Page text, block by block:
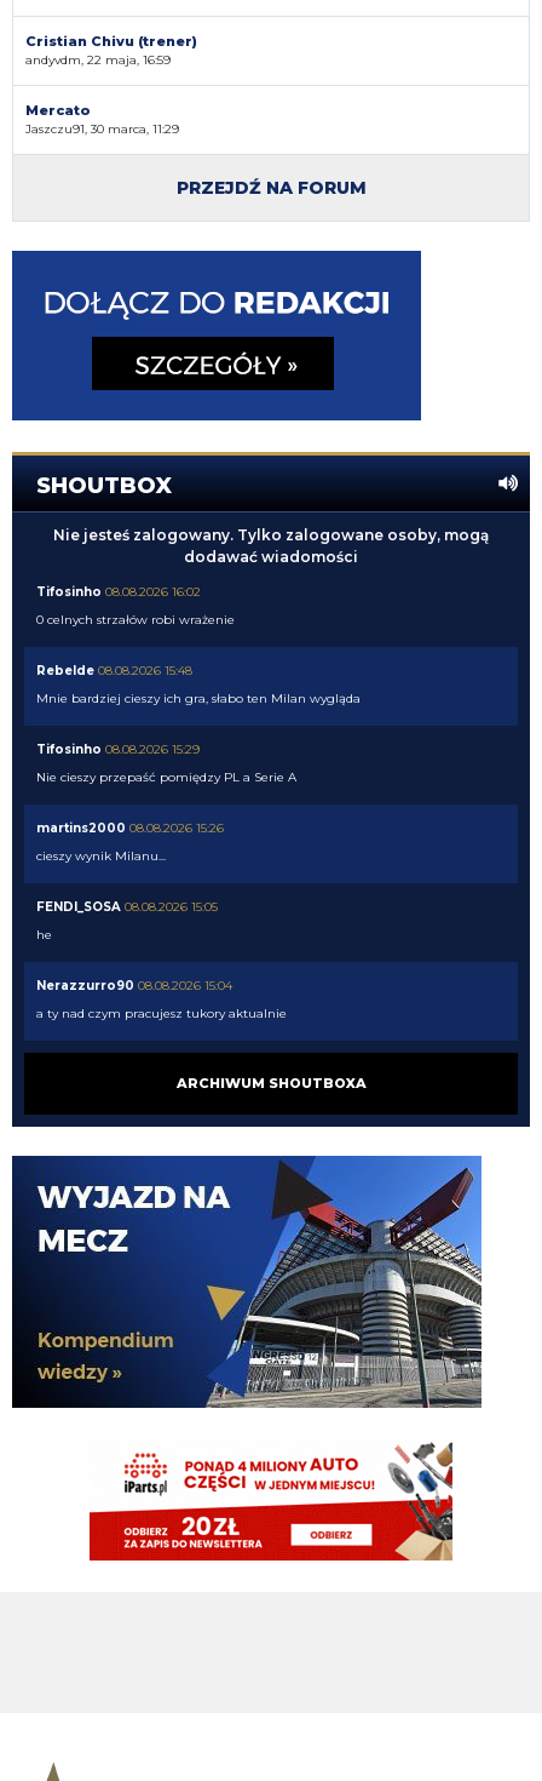
Cristian Chivu (trener)
andyvdm, 22 maja, 16:59
Mercato
Jaszczu91, 30 marca, 11:29
PRZEJDŹ NA FORUM
SHOUTBOX
Nie jesteś zalogowany. Tylko zalogowane osoby, mogą
dodawać wiadomości
Tifosinho 08.08.2026 16:02
0 celnych strzałów robi wrażenie
Rebelde 08.08.2026 15:48
Mnie bardziej cieszy ich gra, słabo ten Milan wygląda
Tifosinho 08.08.2026 15:29
Nie cieszy przepaść pomiędzy PL a Serie A
martins2000 08.08.2026 15:26
cieszy wynik Milanu...
FENDI_SOSA 08.08.2026 15:05
he
Nerazzurro90 08.08.2026 15:04
a ty nad czym pracujesz tukory aktualnie
tyle ze musi popracowac w defensywie bardziej
FENDI_SOSA
jeszcze jak spojrzysz na lh xd
08.08.2026 15:03
diouf ma fajny pęd na bramke
VVujek 08.08.2026 15:03
Ty nazwałeś go plackiem przypominam
Nerazzurro90 08.08.2026 15:03
fajnie ze diouf kolejny mecz z golem, ołktri ma tym samym argumenty zeby
w sumie zamknac juz mercato
08.08.2026 15:02
ARCHIWUM SHOUTBOXA